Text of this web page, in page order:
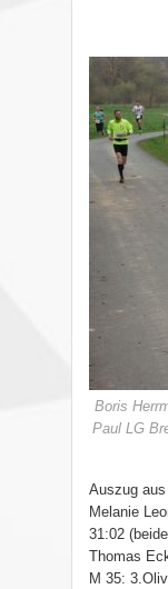
Boris
Paul LG
Auszug
Melanie
31:02
Thomas
M 35: